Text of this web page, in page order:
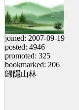
joined: 2007-09-19
posted: 4946
promoted: 325
bookmarked: 206
歸隱山林